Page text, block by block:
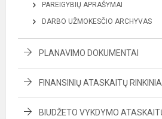
PAREIGYBIŲ APRAŠYMAI
DARBO UŽMOKESČIO ARCHYVAS
PLANAVIMO DOKUMENTAI
FINANSINIŲ ATASKAITŲ RINKINIAI
BIUDŽETO VYKDYMO